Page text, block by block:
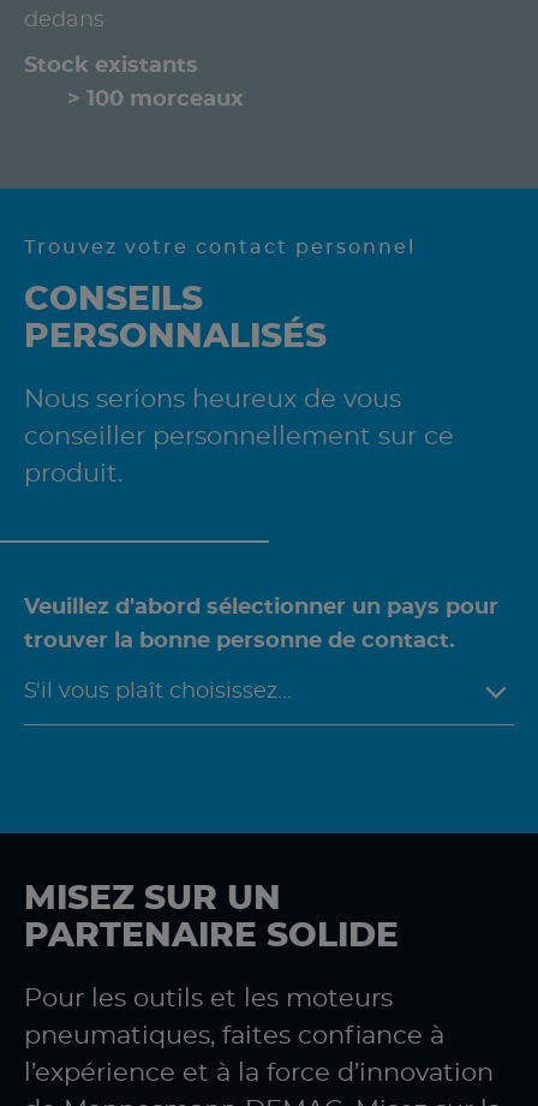
dedans
Stock existants
> 100 morceaux
Trouvez votre contact personnel
CONSEILS
PERSONNALISÉS
Nous serions heureux de vous
conseiller personnellement sur ce
produit.
Veuillez d'abord sélectionner un pays pour
trouver la bonne personne de contact.
MISEZ SUR UN
PARTENAIRE SOLIDE
Pour les outils et les moteurs
pneumatiques, faites confiance à
l’expérience et à la force d’innovation